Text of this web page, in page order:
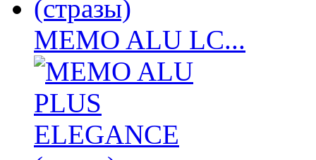
MEMO ALU LC...